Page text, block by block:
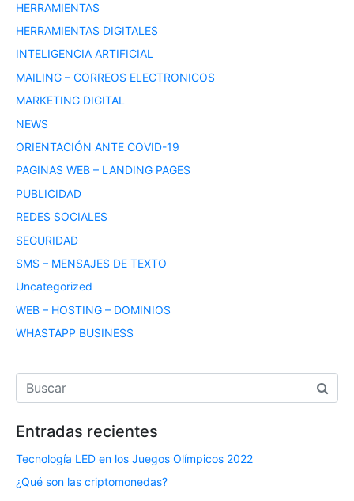
HERRAMIENTAS
HERRAMIENTAS DIGITALES
INTELIGENCIA ARTIFICIAL
MAILING – CORREOS ELECTRONICOS
MARKETING DIGITAL
NEWS
ORIENTACIÓN ANTE COVID-19
PAGINAS WEB – LANDING PAGES
PUBLICIDAD
REDES SOCIALES
SEGURIDAD
SMS – MENSAJES DE TEXTO
Uncategorized
WEB – HOSTING – DOMINIOS
WHASTAPP BUSINESS
Entradas recientes
Tecnología LED en los Juegos Olímpicos 2022
¿Qué son las criptomonedas?